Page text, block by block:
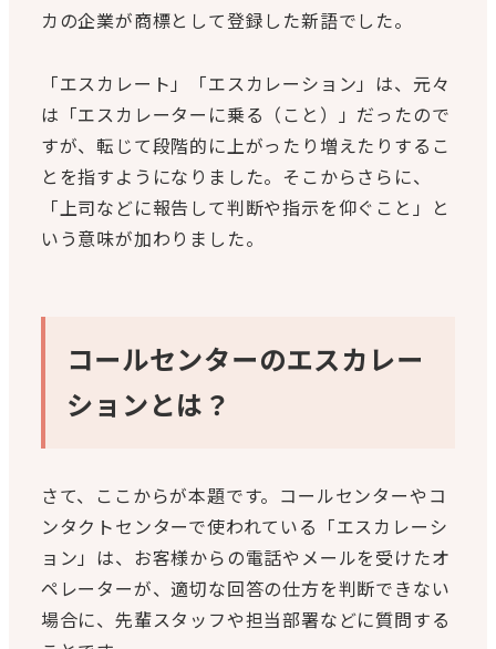
カの企業が商標として登録した新語でした。
「エスカレート」「エスカレーション」は、元々
は「エスカレーターに乗る（こと）」だったので
すが、転じて段階的に上がったり増えたりするこ
とを指すようになりました。そこからさらに、
「上司などに報告して判断や指示を仰ぐこと」と
いう意味が加わりました。
コールセンターのエスカレー
ションとは？
さて、ここからが本題です。コールセンターやコ
ンタクトセンターで使われている「エスカレーシ
ョン」は、お客様からの電話やメールを受けたオ
ペレーターが、適切な回答の仕方を判断できない
場合に、先輩スタッフや担当部署などに質問する